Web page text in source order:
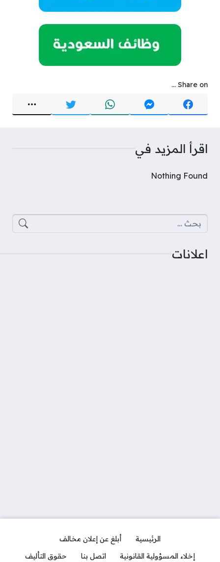
Share on ...
اقرأ المزيد في
Nothing Found
البحث عن:
اعلانات
الرئيسية
أبلغ عن إعلان مخالف
إخلاء المسؤولية القانونية
اتصل بنا حقوق التأليف